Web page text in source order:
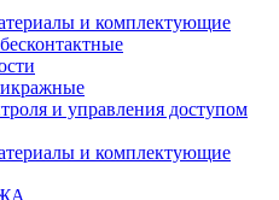
и комплектующие
и управления доступом
и комплектующие